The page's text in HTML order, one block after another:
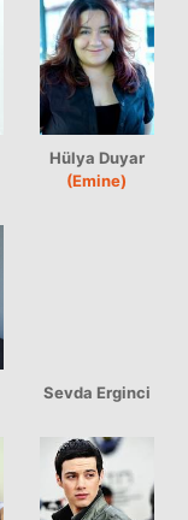
Hülya Duyar
(Emine)
Sevda Erginci